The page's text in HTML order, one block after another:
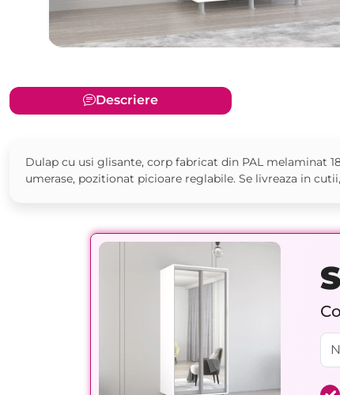
Descriere
Dulap cu usi glisante, corp fabricat din PAL melaminat
umerase, pozitionat picioare reglabile. Se livreaza in